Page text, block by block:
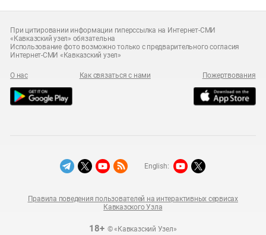
При цитировании информации гиперссылка на Интернет-СМИ
«Кавказский узел» обязательна
Использование фото возможно только с предварительного согласия
Интернет-СМИ «Кавказский узел»
О нас Как связаться с нами Пожертвования
18+© «Кавказский Узел»
Правила поведения пользователей на интерактивных сервисах
Кавказского Узла
English: